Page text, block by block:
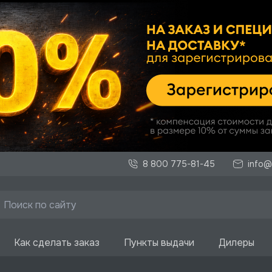
8 800 775-81-45
Как сделать заказ Пункты выдачи Дилеры